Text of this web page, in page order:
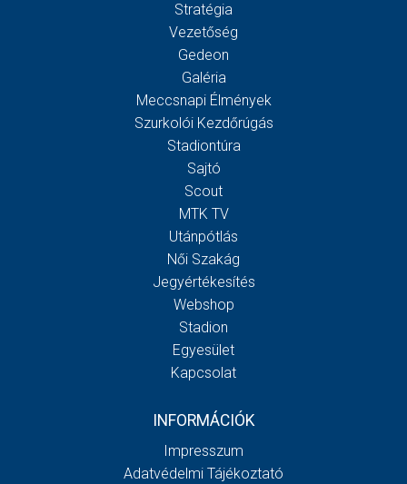
Stratégia
Vezetőség
Gedeon
Galéria
Meccsnapi Élmények
Szurkolói Kezdőrúgás
Stadiontúra
Sajtó
Scout
MTK TV
Utánpótlás
Női Szakág
Jegyértékesítés
Webshop
Stadion
Egyesület
Kapcsolat
INFORMÁCIÓK
Impresszum
Adatvédelmi Tájékoztató